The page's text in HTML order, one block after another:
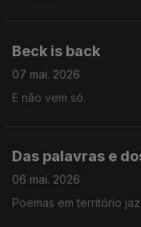
Beck is back
07 mai. 2026
E não vem só.
Das palavras e
06 mai. 2026
Poemas em território